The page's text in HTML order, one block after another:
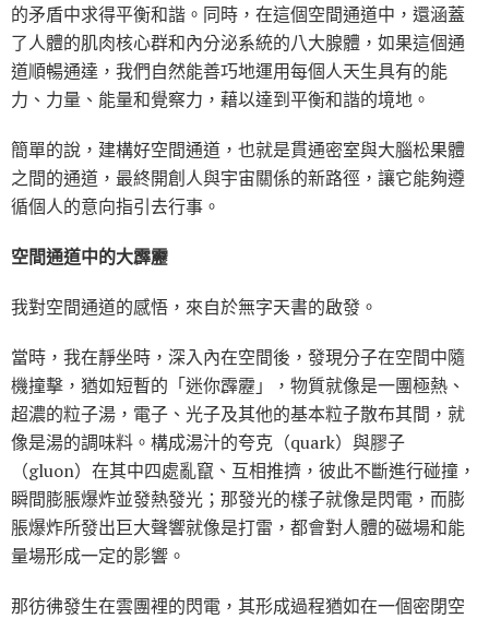
的矛盾中求得平衡和諧。同時，在這個空間通道中，還涵蓋
了人體的肌肉核心群和內分泌系統的八大腺體，如果這個通
道順暢通達，我們自然能善巧地運用每個人天生具有的能
力、力量、能量和覺察力，藉以達到平衡和諧的境地。
簡單的說，建構好空間通道，也就是貫通密室與大腦松果體
之間的通道，最終開創人與宇宙關係的新路徑，讓它能夠遵
循個人的意向指引去行事。
空間通道中的大霹靂
我對空間通道的感悟，來自於無字天書的啟發。
當時，我在靜坐時，深入內在空間後，發現分子在空間中隨
機撞擊，猶如短暫的「迷你霹靂」，物質就像是一團極熱、
超濃的粒子湯，電子、光子及其他的基本粒子散布其間，就
像是湯的調味料。構成湯汁的夸克（quark）與膠子
（gluon）在其中四處亂竄、互相推擠，彼此不斷進行碰撞，
瞬間膨脹爆炸並發熱發光；那發光的樣子就像是閃電，而膨
脹爆炸所發出巨大聲響就像是打雷，都會對人體的磁場和能
量場形成一定的影響。
那彷彿發生在雲團裡的閃電，其形成過程猶如在一個密閉空